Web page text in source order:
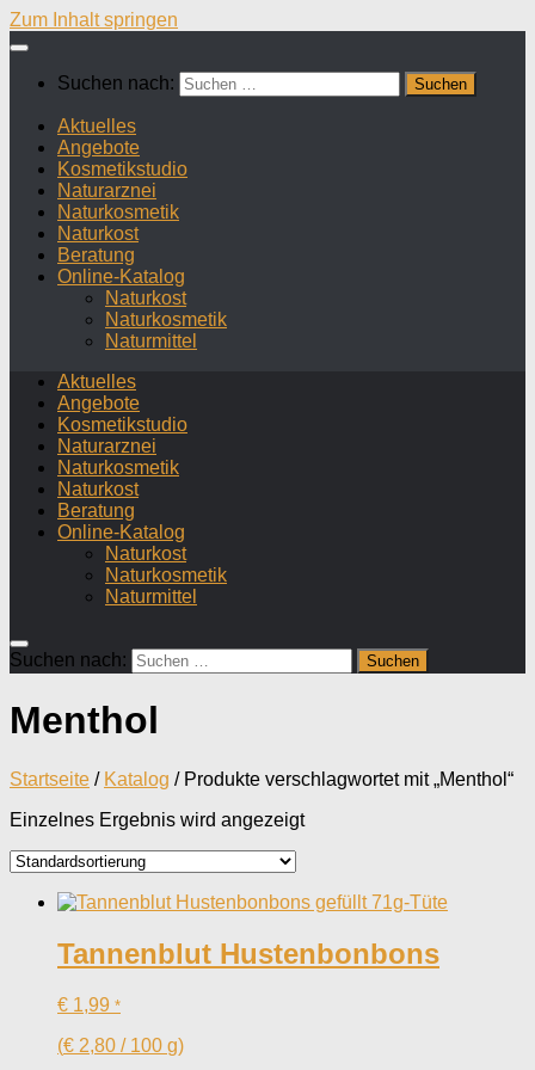
Zum Inhalt springen
Suchen nach:
Aktuelles
Angebote
Kosmetikstudio
Naturarznei
Naturkosmetik
Naturkost
Beratung
Online-Katalog
Naturkost
Naturkosmetik
Naturmittel
Aktuelles
Angebote
Kosmetikstudio
Naturarznei
Naturkosmetik
Naturkost
Beratung
Online-Katalog
Naturkost
Naturkosmetik
Naturmittel
Suchen nach:
Menthol
Startseite / Katalog / Produkte verschlagwortet mit „Menthol“
Einzelnes Ergebnis wird angezeigt
Tannenblut Hustenbonbons
€ 1,99 *
(€ 2,80 / 100 g)